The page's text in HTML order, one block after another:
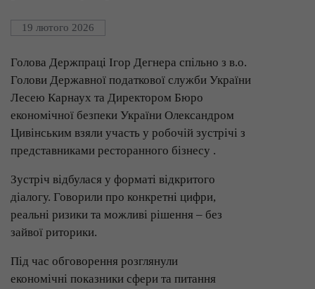
19 лютого 2026
Голова Держпраці Ігор Дегнера спільно з в.о.
Голови Державної податкової служби України
Лесею Карнаух та Директором Бюро
економічної безпеки України Олександром
Цивінським взяли участь у робочій зустрічі з
представниками ресторанного бізнесу .
Зустріч відбулася у форматі відкритого
діалогу. Говорили про конкретні цифри,
реальні ризики та можливі рішення – без
зайвої риторики.
Під час обговорення розглянули
економічні показники сфери та питання